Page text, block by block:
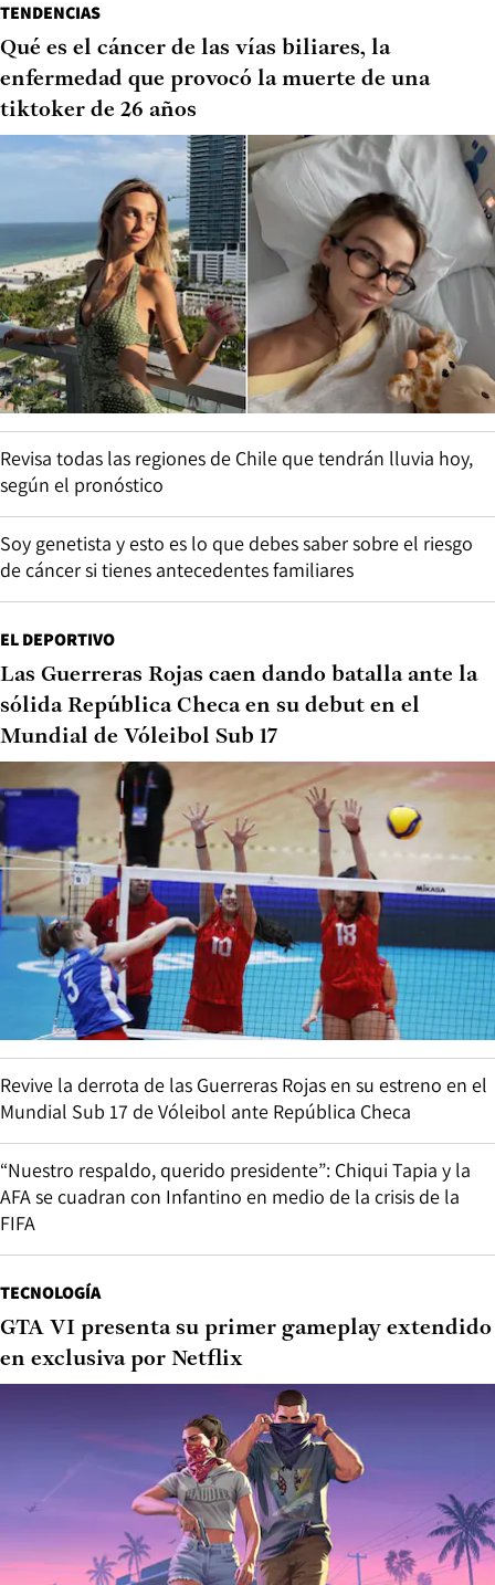
TENDENCIAS
Qué es el cáncer de las vías biliares, la
enfermedad que provocó la muerte de una
tiktoker de 26 años
Revisa todas las regiones de Chile que tendrán lluvia hoy,
según el pronóstico
Soy genetista y esto es lo que debes saber sobre el riesgo
de cáncer si tienes antecedentes familiares
EL DEPORTIVO
Las Guerreras Rojas caen dando batalla ante la
sólida República Checa en su debut en el
Mundial de Vóleibol Sub 17
Revive la derrota de las Guerreras Rojas en su estreno en el
Mundial Sub 17 de Vóleibol ante República Checa
“Nuestro respaldo, querido presidente”: Chiqui Tapia y la
AFA se cuadran con Infantino en medio de la crisis de la
FIFA
TECNOLOGÍA
GTA VI presenta su primer gameplay extendido
en exclusiva por Netflix